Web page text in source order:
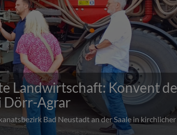
im Landkindergarten
70 Jahren, also seit 1956 besteht dort der